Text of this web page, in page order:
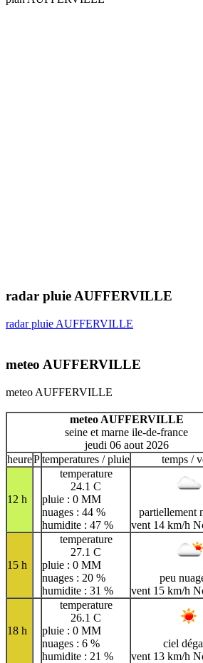
radar pluie AUFFERVILLE
radar pluie AUFFERVILLE
meteo AUFFERVILLE
meteo AUFFERVILLE
meteo AUFFERVILLE
seine et marne ile-de-france
jeudi 06 aout 2026
heurePtemperatures / pluie temps /
12 h
temperature
24.1 C
pluie : 0 MM
nuages : 44 %
humidite : 47 %
partiellement
vent 14 km/h
15 h
temperature
27.1 C
pluie : 0 MM
nuages : 20 %
humidite : 31 %
peu
vent 15 km/h
18 h
temperature
26.1 C
pluie : 0 MM
nuages : 6 %
humidite : 21 %
ciel
vent 13 km/h